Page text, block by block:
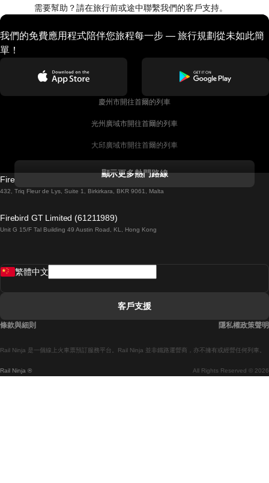
需要幫助？請在旅行前或途中聯繫我們的客戶支持。
我們的免費應用程式陪伴您旅程每一步 — 旅行規劃從未如此簡
單！
慶州市開往首爾的列車
光州廣域市開往首爾的列車
大邱廣域市開往首爾的列車
都柏林開往戈尔韦的列車
羅馬開往拿坡里的列車
顯示更多熱門路線
Firebird GT Limited (OC 1451)
432, Triq Fleur de Lys, Suite 1, Birkirkara, BKR 9061, Malta
Firebird GT Limited (61211989)
Unit G 15/F Tal Building 49 Austin Road, KL, Hong Kong
Rail Ninja ® All Rights Reserved © 2026
Rail Ninja 是一個線上火車票預訂服務平台。Rail Ninja 並非鐵路運營商，亦不擁有或經營任何列車。
繁體中文
客戶支援
條款與細則 隱私權政策聲明